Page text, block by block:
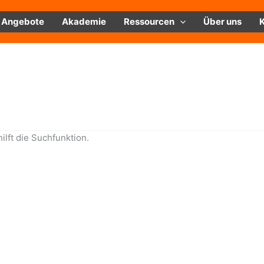
Angebote Akademie Ressourcen Über uns
die Suchfunktion.